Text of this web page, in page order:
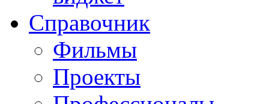
Справочник
Фильмы
Проекты